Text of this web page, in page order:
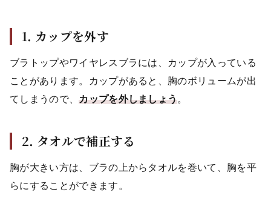
1. カップを外す
ブラトップやワイヤレスブラには、カップが入っている
ことがあります。カップがあると、胸のボリュームが出
てしまうので、カップを外しましょう。
2. タオルで補正する
胸が大きい方は、ブラの上からタオルを巻いて、胸を平
らにすることができます。